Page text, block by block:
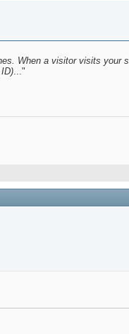
When a visitor visits your
..."